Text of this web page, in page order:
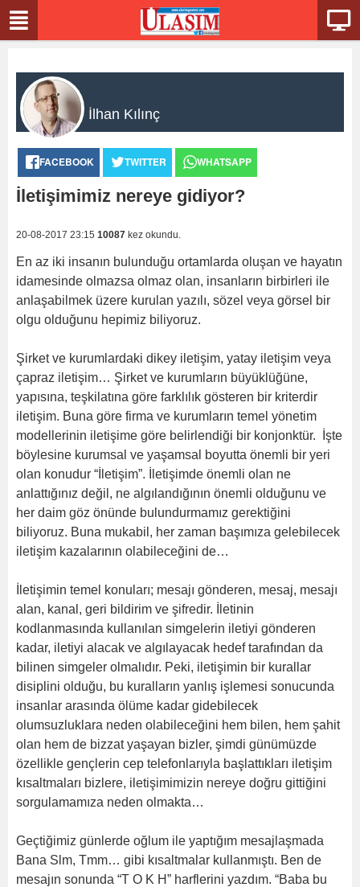
İlhan Kılınç
FACEBOOK TWITTER WHATSAPP
İletişimimiz nereye gidiyor?
20-08-2017 23:15 10087 kez okundu.
En az iki insanın bulunduğu ortamlarda oluşan ve hayatın
idamesinde olmazsa olmaz olan, insanların birbirleri ile
anlaşabilmek üzere kurulan yazılı, sözel veya görsel bir
olgu olduğunu hepimiz biliyoruz.
Şirket ve kurumlardaki dikey iletişim, yatay iletişim veya
çapraz iletişim… Şirket ve kurumların büyüklüğüne,
yapısına, teşkilatına göre farklılık gösteren bir kriterdir
iletişim. Buna göre firma ve kurumların temel yönetim
modellerinin iletişime göre belirlendiği bir konjonktür. İşte
böylesine kurumsal ve yaşamsal boyutta önemli bir yeri
olan konudur “İletişim”. İletişimde önemli olan ne
anlattığınız değil, ne algılandığının önemli olduğunu ve
her daim göz önünde bulundurmamız gerektiğini
biliyoruz. Buna mukabil, her zaman başımıza gelebilecek
iletişim kazalarının olabileceğini de…
İletişimin temel konuları; mesajı gönderen, mesaj, mesajı
alan, kanal, geri bildirim ve şifredir. İletinin
kodlanmasında kullanılan simgelerin iletiyi gönderen
kadar, iletiyi alacak ve algılayacak hedef tarafından da
bilinen simgeler olmalıdır. Peki, iletişimin bir kurallar
disiplini olduğu, bu kuralların yanlış işlemesi sonucunda
insanlar arasında ölüme kadar gidebilecek
olumsuzluklara neden olabileceğini hem bilen, hem şahit
olan hem de bizzat yaşayan bizler, şimdi günümüzde
özellikle gençlerin cep telefonlarıyla başlattıkları iletişim
kısaltmaları bizlere, iletişimimizin nereye doğru gittiğini
sorgulamamıza neden olmakta…
Geçtiğimiz günlerde oğlum ile yaptığım mesajlaşmada
Bana Slm, Tmm… gibi kısaltmalar kullanmıştı. Ben de
mesajın sonunda “T O K H” harflerini yazdım. “Baba bu